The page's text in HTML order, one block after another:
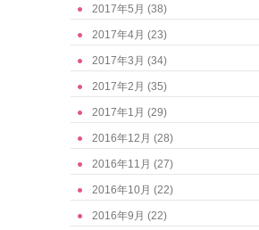
2017年5月 (38)
2017年4月 (23)
2017年3月 (34)
2017年2月 (35)
2017年1月 (29)
2016年12月 (28)
2016年11月 (27)
2016年10月 (22)
2016年9月 (22)